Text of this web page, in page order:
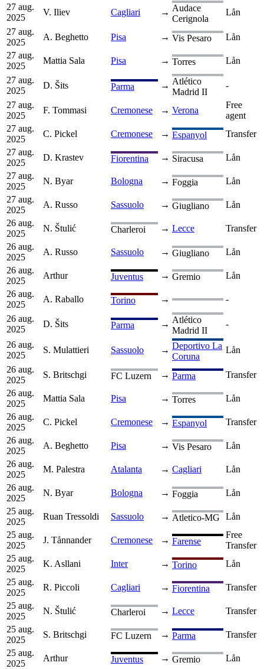
27 aug.
2025
V. Iliev Cagliari → Audace
Cerignola
Lån
27 aug.
2025
A. Beghetto Pisa → Vis Pesaro
Lån
27 aug.
2025
Mattia Sala Pisa → Torres
Lån
27 aug.
2025
D. Šits Parma → Atlético
Madrid II
-
27 aug.
2025
F. Tommasi Cremonese → Verona
Free
agent
27 aug.
2025
C. Pickel Cremonese → Espanyol
Transfer
27 aug.
2025
D. Krastev Fiorentina → Siracusa
Lån
27 aug.
2025
N. Byar Bologna → Foggia
Lån
27 aug.
2025
A. Russo Sassuolo → Giugliano
Lån
26 aug.
2025
N. Štulić Charleroi → Lecce
Transfer
26 aug.
2025
A. Russo Sassuolo → Giugliano
Lån
26 aug.
2025
Arthur Juventus → Gremio
Lån
26 aug.
2025
A. Raballo Torino →
-
26 aug.
2025
D. Šits Parma → Atlético
Madrid II
-
26 aug.
2025
S. Mulattieri Sassuolo → Deportivo La
Coruna
Lån
26 aug.
2025
S. Britschgi FC Luzern → Parma
Transfer
26 aug.
2025
Mattia Sala Pisa → Torres
Lån
26 aug.
2025
C. Pickel Cremonese → Espanyol
Transfer
26 aug.
2025
A. Beghetto Pisa → Vis Pesaro
Lån
26 aug.
2025
M. Palestra Atalanta → Cagliari
Lån
26 aug.
2025
N. Byar Bologna → Foggia
Lån
25 aug.
2025
Ruan Tressoldi Sassuolo → Atletico-MG
Lån
25 aug.
2025
J. Tånnander Cremonese → Farense
Free
Transfer
25 aug.
2025
K. Asllani Inter → Torino
Lån
25 aug.
2025
R. Piccoli Cagliari → Fiorentina
Transfer
25 aug.
2025
N. Štulić Charleroi → Lecce
Transfer
25 aug.
2025
S. Britschgi FC Luzern → Parma
Transfer
25 aug.
2025
Arthur Juventus → Gremio
Lån